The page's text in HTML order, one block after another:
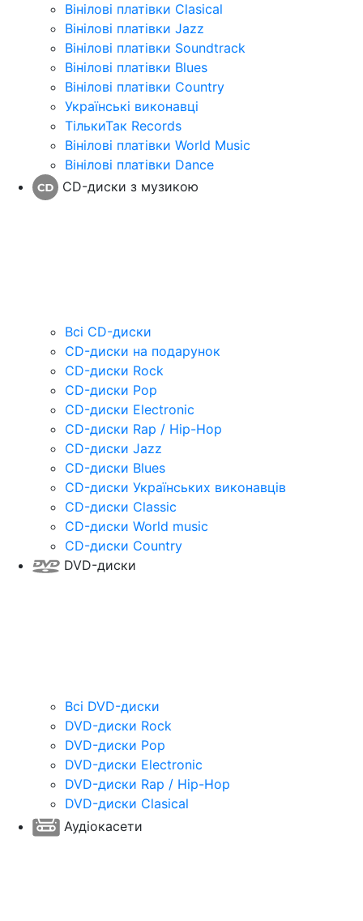
Вінілові платівки Clasical
Вінілові платівки Jazz
Вінілові платівки Soundtrack
Вінілові платівки Blues
Вінілові платівки Country
Українські виконавці
ТількиТак Records
Вінілові платівки World Music
Вінілові платівки Dance
CD-диски з музикою
Всі CD-диски
CD-диски на подарунок
CD-диски Rock
CD-диски Pop
CD-диски Electronic
CD-диски Rap / Hip-Hop
CD-диски Jazz
CD-диски Blues
CD-диски Українських виконавців
CD-диски Classic
CD-диски World music
CD-диски Country
DVD-диски
Всі DVD-диски
DVD-диски Rock
DVD-диски Pop
DVD-диски Electronic
DVD-диски Rap / Hip-Hop
DVD-диски Clasical
Аудіокасети